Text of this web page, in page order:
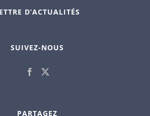
D’ACTUALITÉS
SUIVEZ-NOUS
PARTAGEZ